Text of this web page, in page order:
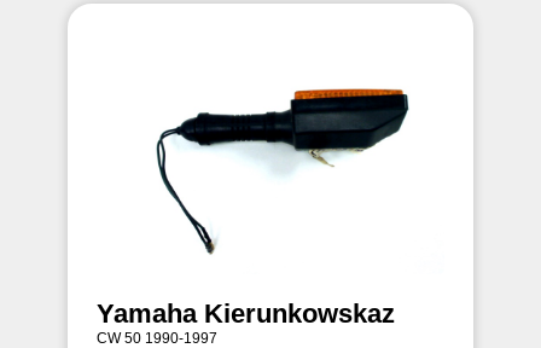
Yamaha Kierunkowskaz
CW 50 1990-1997